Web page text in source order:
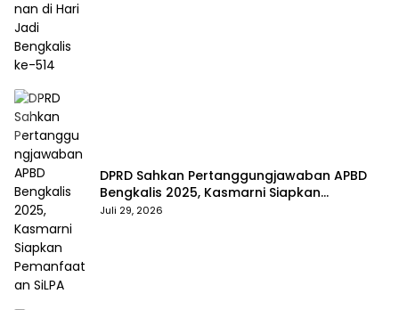
DPRD Sahkan Pertanggungjawaban APBD
Bengkalis 2025, Kasmarni Siapkan
Pemanfaatan SiLPA
Juli 29, 2026